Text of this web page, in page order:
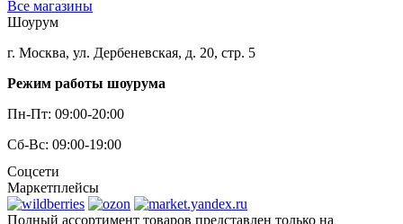
Все магазины
Шоурум
г. Москва, ул. Дербеневская, д. 20, стр. 5
Режим работы шоурума
Пн-Пт: 09:00-20:00
Сб-Вс: 09:00-19:00
Соцсети
Маркетплейсы
Полный ассортимент товаров представлен только на